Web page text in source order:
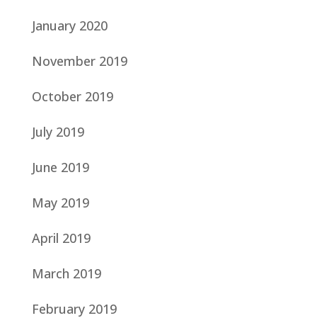
January 2020
November 2019
October 2019
July 2019
June 2019
May 2019
April 2019
March 2019
February 2019